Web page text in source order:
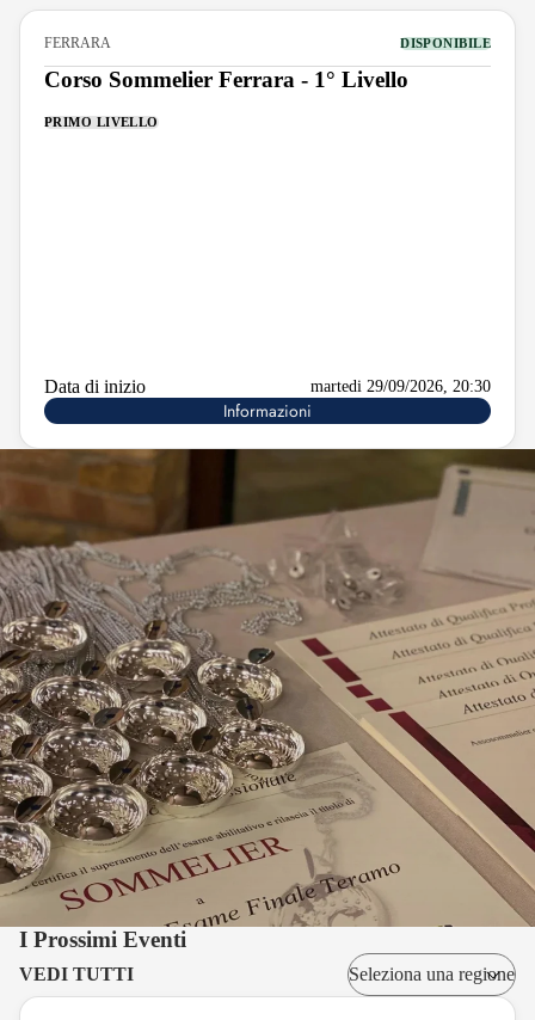
FERRARA DISPONIBILE
Corso Sommelier Ferrara - 1° Livello
PRIMO LIVELLO
Data di inizio martedi 29/09/2026, 20:30
Informazioni
I Prossimi Eventi
VEDI TUTTI